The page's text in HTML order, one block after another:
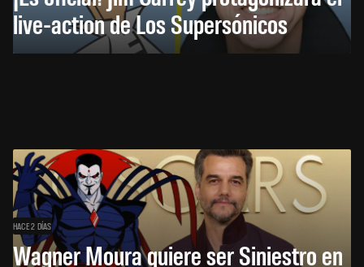
live-action de Los Supersónicos
HACE 2 DÍAS
Wagner Moura quiere ser Siniestro en